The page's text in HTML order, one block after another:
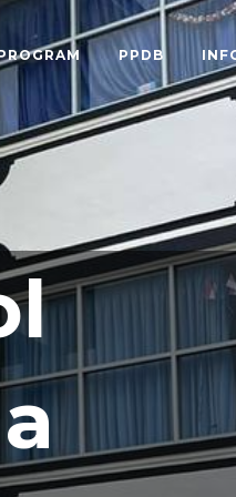
PPDB